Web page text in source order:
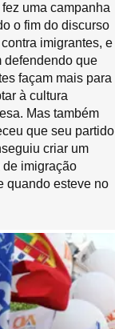
fez uma campanha
o fim do discurso
imigrantes, e
defendendo que
façam mais para
à cultura
Mas também
que seu partido
criar um
de imigração
quando esteve no